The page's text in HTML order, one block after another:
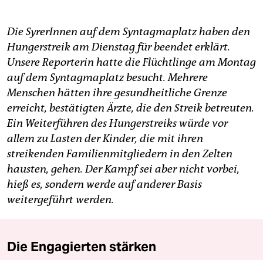
Die SyrerInnen auf dem Syntagmaplatz haben den
Hungerstreik am Dienstag für beendet erklärt.
Unsere Reporterin hatte die Flüchtlinge am Montag
auf dem Syntagmaplatz besucht. Mehrere
Menschen hätten ihre gesundheitliche Grenze
erreicht, bestätigten Ärzte, die den Streik betreuten.
Ein Weiterführen des Hungerstreiks würde vor
allem zu Lasten der Kinder, die mit ihren
streikenden Familienmitgliedern in den Zelten
hausten, gehen. Der Kampf sei aber nicht vorbei,
hieß es, sondern werde auf anderer Basis
weitergeführt werden.
Die Engagierten stärken